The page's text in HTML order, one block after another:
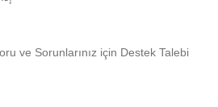
ve Sorunlarınız için Destek Talebi